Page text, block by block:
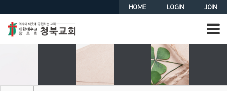
JOIN
LOGIN
HOME